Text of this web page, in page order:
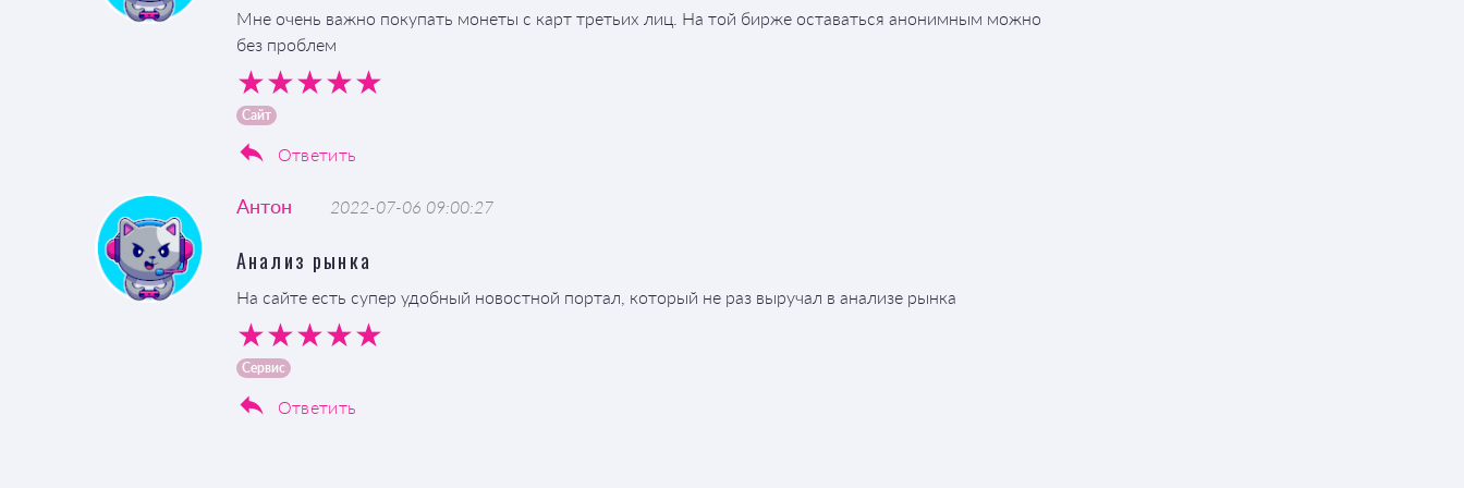
Мне очень важно покупать монеты с карт третьих лиц. На той бирже оставаться анонимным можно
без проблем
Сайт
Ответить
Антон 2022-07-06 09:00:27
Анализ рынка
На сайте есть супер удобный новостной портал, который не раз выручал в анализе рынка
Сервис
Ответить